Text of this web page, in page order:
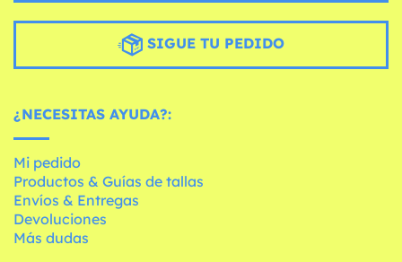
SIGUE TU PEDIDO
¿NECESITAS AYUDA?:
Mi pedido
Productos & Guías de tallas
Envíos & Entregas
Devoluciones
Más dudas